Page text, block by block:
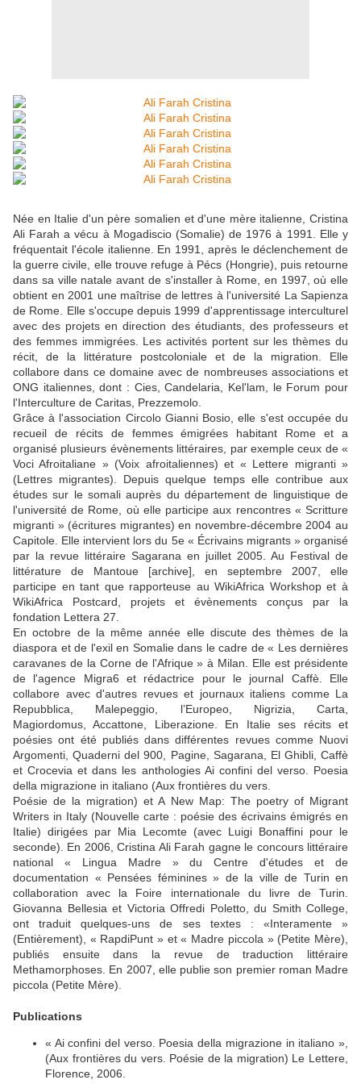
Née en Italie d'un père somalien et d'une mère italienne, Cristina
Ali Farah a vécu à Mogadiscio (Somalie) de 1976 à 1991. Elle y
fréquentait l'école italienne. En 1991, après le déclenchement de
la guerre civile, elle trouve refuge à Pécs (Hongrie), puis retourne
dans sa ville natale avant de s'installer à Rome, en 1997, où elle
obtient en 2001 une maîtrise de lettres à l'université La Sapienza
de Rome. Elle s'occupe depuis 1999 d'apprentissage interculturel
avec des projets en direction des étudiants, des professeurs et
des femmes immigrées. Les activités portent sur les thèmes du
récit, de la littérature postcoloniale et de la migration. Elle
collabore dans ce domaine avec de nombreuses associations et
ONG italiennes, dont : Cies, Candelaria, Kel'lam, le Forum pour
l'Interculture de Caritas, Prezzemolo.
Grâce à l'association Circolo Gianni Bosio, elle s'est occupée du
recueil de récits de femmes émigrées habitant Rome et a
organisé plusieurs évènements littéraires, par exemple ceux de «
Voci Afroitaliane » (Voix afroitaliennes) et « Lettere migranti »
(Lettres migrantes). Depuis quelque temps elle contribue aux
études sur le somali auprès du département de linguistique de
l'université de Rome, où elle participe aux rencontres « Scritture
migranti » (écritures migrantes) en novembre-décembre 2004 au
Capitole. Elle intervient lors du 5e « Écrivains migrants » organisé
par la revue littéraire Sagarana en juillet 2005. Au Festival de
littérature de Mantoue [archive], en septembre 2007, elle
participe en tant que rapporteuse au WikiAfrica Workshop et à
WikiAfrica Postcard, projets et évènements conçus par la
fondation Lettera 27.
En octobre de la même année elle discute des thèmes de la
diaspora et de l'exil en Somalie dans le cadre de « Les dernières
caravanes de la Corne de l'Afrique » à Milan. Elle est présidente
de l'agence Migra6 et rédactrice pour le journal Caffè. Elle
collabore avec d'autres revues et journaux italiens comme La
Repubblica, Malepeggio, l’Europeo, Nigrizia, Carta,
Magiordomus, Accattone, Liberazione. En Italie ses récits et
poésies ont été publiés dans différentes revues comme Nuovi
Argomenti, Quaderni del 900, Pagine, Sagarana, El Ghibli, Caffè
et Crocevia et dans les anthologies Ai confini del verso. Poesia
della migrazione in italiano (Aux frontières du vers.
Poésie de la migration) et A New Map: The poetry of Migrant
Writers in Italy (Nouvelle carte : poésie des écrivains émigrés en
Italie) dirigées par Mia Lecomte (avec Luigi Bonaffini pour le
seconde). En 2006, Cristina Ali Farah gagne le concours littéraire
national « Lingua Madre » du Centre d'études et de
documentation « Pensées féminines » de la ville de Turin en
collaboration avec la Foire internationale du livre de Turin.
Giovanna Bellesia et Victoria Offredi Poletto, du Smith College,
ont traduit quelques-uns de ses textes : «Interamente »
(Entièrement), « RapdiPunt » et « Madre piccola » (Petite Mère),
publiés ensuite dans la revue de traduction littéraire
Methamorphoses. En 2007, elle publie son premier roman Madre
piccola (Petite Mère).
Publications
« Ai confini del verso. Poesia della migrazione in italiano »,
(Aux frontières du vers. Poésie de la migration) Le Lettere,
Florence, 2006.